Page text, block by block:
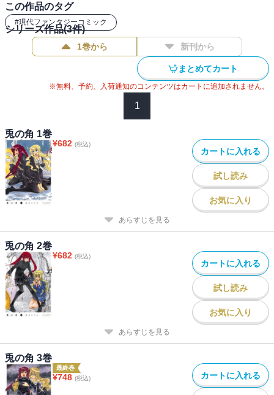
この作品のタグ
#現代ファンタジーコミック
シリーズ作品(3件)
1巻から 新刊から
まとめてカート
※無料、予約、入荷通知のコンテンツはカートに追加されません。
1
兎の角 1巻
¥682 (税込)
カートに入れる
試し読み
お気に入り
あらすじを見る
兎の角 2巻
¥682 (税込)
カートに入れる
試し読み
お気に入り
あらすじを見る
兎の角 3巻
最終巻
¥748 (税込) カートに入れる